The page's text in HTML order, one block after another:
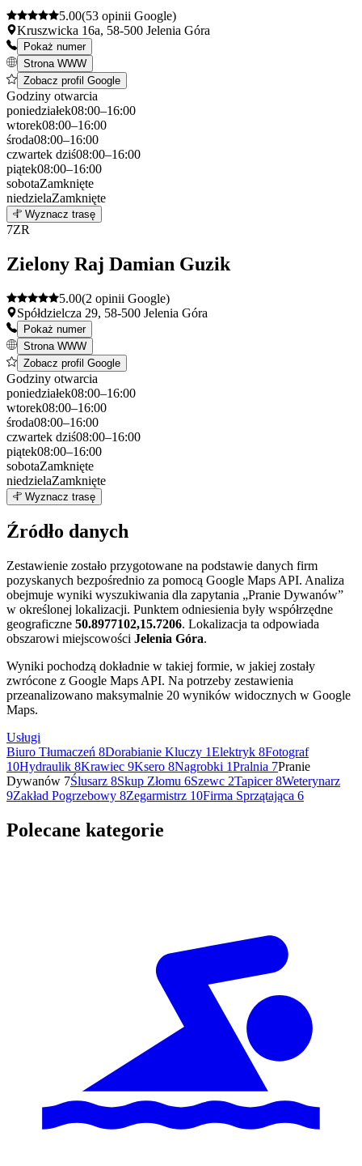
5.00(53 opinii Google)
Kruszwicka 16a, 58-500 Jelenia Góra
Pokaż numer
Strona WWW
Zobacz profil Google
Godziny otwarcia
poniedziałek08:00–16:00
wtorek08:00–16:00
środa08:00–16:00
czwartek dziś08:00–16:00
piątek08:00–16:00
sobotaZamknięte
niedzielaZamknięte
+
Wyznacz trasę
7ZR
Zielony Raj Damian Guzik
5.00(2 opinii Google)
Spółdzielcza 29, 58-500 Jelenia Góra
Pokaż numer
Strona WWW
Zobacz profil Google
Godziny otwarcia
poniedziałek08:00–16:00
wtorek08:00–16:00
środa08:00–16:00
czwartek dziś08:00–16:00
piątek08:00–16:00
sobotaZamknięte
niedzielaZamknięte
+
−
Wyznacz trasę
Źródło danych
Zestawienie zostało przygotowane na podstawie danych firm
pozyskanych bezpośrednio za pomocą Google Maps API. Analiza
obejmuje wyniki wyszukiwania dla zapytania „Pranie Dywanów”
w określonej lokalizacji. Punktem odniesienia były współrzędne
geograficzne 50.8977102,15.7206. Lokalizacja ta odpowiada
obszarowi miejscowości Jelenia Góra.
Wyniki pochodzą dokładnie w takiej formie, w jakiej zostały
zwrócone z Google Maps API. Na potrzeby zestawienia
przeanalizowano maksymalnie 20 wyników widocznych w Google
Maps.
Usługi
Biuro Tłumaczeń 8Dorabianie Kluczy 1Elektryk 8Fotograf
10Hydraulik 8Krawiec 9Ksero 8Nagrobki 1Pralnia 7Pranie
Dywanów 7Ślusarz 8Skup Złomu 6Szewc 2Tapicer8Weterynarz
9Zakład Pogrzebowy 8Zegarmistrz 10Firma Sprzątająca 6
Polecane kategorie